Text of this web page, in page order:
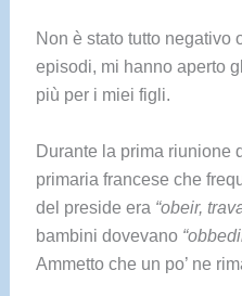
Non è stato tutto negativo
episodi, mi hanno aperto
più per i miei figli.
Durante la prima riunione
primaria francese che
del preside era “obeir,
bambini dovevano
Ammetto che un po’ ne